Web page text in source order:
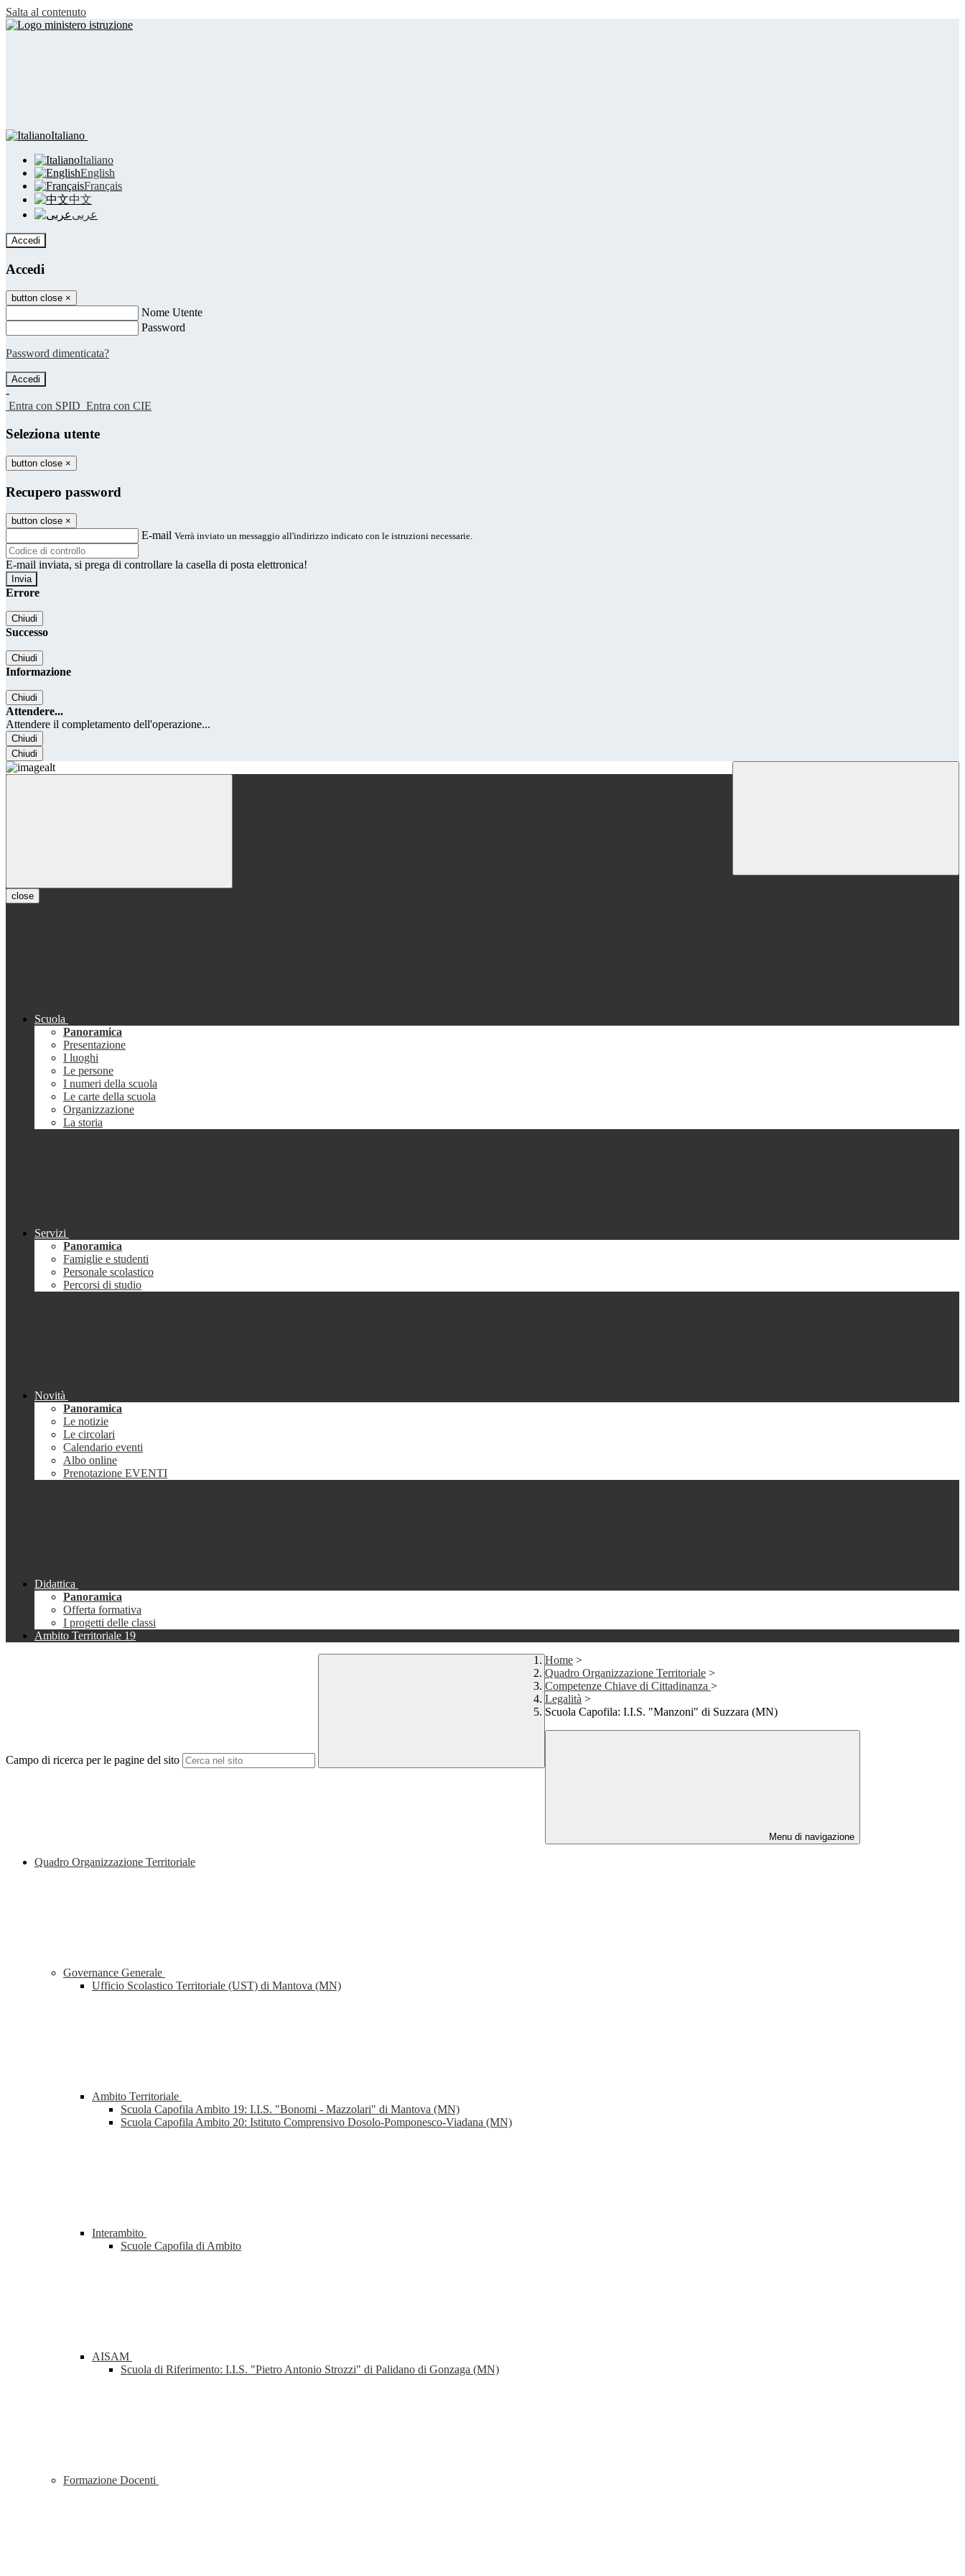
Salta al contenuto
Italiano
Italiano
English
Français
中文
عربى
Accedi
Accedi
button close ×
Nome Utente
Password
Password dimenticata?
-
Entra con SPID Entra con CIE
Seleziona utente
button close ×
Recupero password
button close ×
E-mail Verrà inviato un messaggio all'indirizzo indicato con le istruzioni necessarie.
E-mail inviata, si prega di controllare la casella di posta elettronica!
Errore
Chiudi
Successo
Chiudi
Informazione
Chiudi
Attendere...
Attendere il completamento dell'operazione...
Chiudi
Chiudi
close
Scuola
Panoramica
Presentazione
I luoghi
Le persone
I numeri della scuola
Le carte della scuola
Organizzazione
La storia
Servizi
Panoramica
Famiglie e studenti
Personale scolastico
Percorsi di studio
Novità
Panoramica
Le notizie
Le circolari
Calendario eventi
Albo online
Prenotazione EVENTI
Didattica
Panoramica
Offerta formativa
I progetti delle classi
Ambito Territoriale 19
Campo di ricerca per le pagine del sito
Home >
Quadro Organizzazione Territoriale >
Competenze Chiave di Cittadinanza >
Legalità >
Scuola Capofila: I.I.S. "Manzoni" di Suzzara (MN)
Menu di navigazione
Quadro Organizzazione Territoriale
Governance Generale
Ufficio Scolastico Territoriale (UST) di Mantova (MN)
Ambito Territoriale
Scuola Capofila Ambito 19: I.I.S. "Bonomi - Mazzolari" di Mantova (MN)
Scuola Capofila Ambito 20: Istituto Comprensivo Dosolo-Pomponesco-Viadana (MN)
Interambito
Scuole Capofila di Ambito
AISAM
Scuola di Riferimento: I.I.S. "Pietro Antonio Strozzi" di Palidano di Gonzaga (MN)
Formazione Docenti